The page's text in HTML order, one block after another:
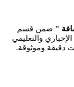
" ضمن قسم
والتعليمي
دقيقة وموثوقة.